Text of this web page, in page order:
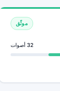
موثّق
32 أصوات